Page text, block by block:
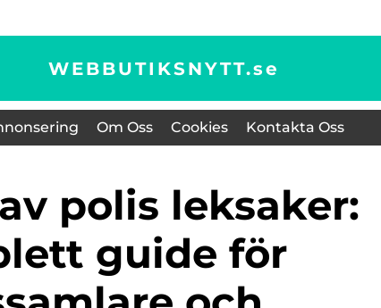
WEBBUTIKSNYTT.se
Om Oss Cookies Kontakta Oss
guide för